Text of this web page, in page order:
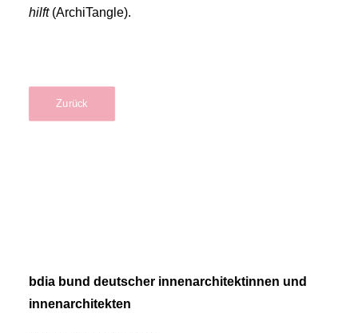
hilft(ArchiTangle).
Zurück
bdia bund deutscher innenarchitektinnen und
innenarchitekten